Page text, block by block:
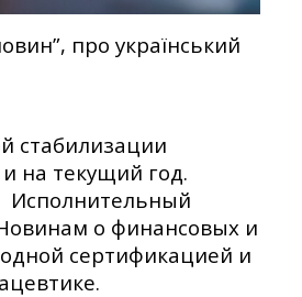
про український
стабилизации
на текущий год.
Исполнительный
о финансовых и
сертификацией и